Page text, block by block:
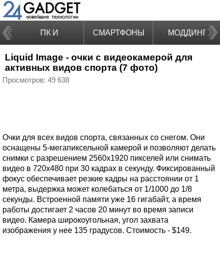
ПК И
НОУТБУКИ
СМАРТФОНЫ МОДДИНГ
Liquid Image - очки с видеокамерой для
активных видов спорта (7 фото)
Просмотров: 49 638
Очки для всех видов спорта, связанных со снегом. Они
оснащены 5-мегапиксельной камерой и позволяют делать
снимки с разрешением 2560х1920 пикселей или снимать
видео в 720х480 при 30 кадрах в секунду. Фиксированный
фокус обеспечивает резкие кадры на расстоянии от 1
метра, выдержка может колебаться от 1/1000 до 1/8
секунды. Встроенной памяти уже 16 гигабайт, а время
работы достигает 2 часов 20 минут во время записи
видео. Камера широкоугольная, угол захвата
изображения у нее 135 градусов. Стоимость - $149.